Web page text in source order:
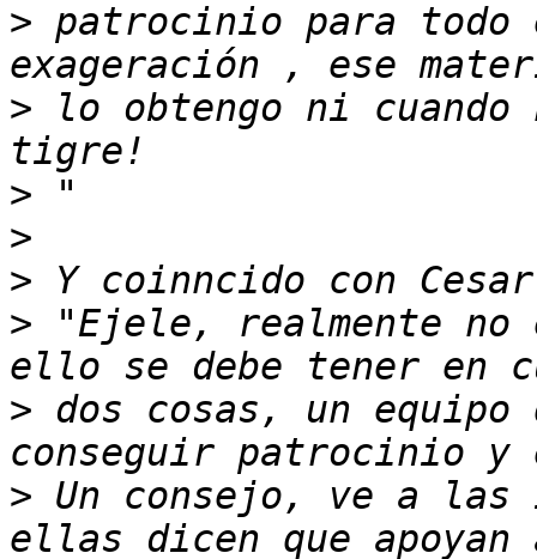
> patrocinio para todo
> lo obtengo ni cuando
>
>
>
> "Ejele, realmente
> dos cosas, un equipo
> Un consejo, ve a